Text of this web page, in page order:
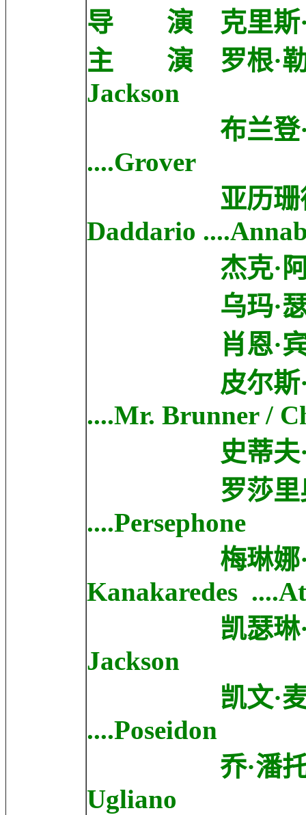
导 演 克里斯·
主 演 罗根·勒
Jackson
布兰登·T·杰
....Grover
亚历珊德拉·
Daddario
杰克·阿贝尔
乌玛·瑟曼
肖恩·宾
皮尔斯·布鲁
....Mr. Brunner /
史蒂夫·库根
罗莎里奥·道
....Persephone
梅琳娜·卡
Kanakaredes
凯瑟琳·基纳
Jackson
凯文·麦克
....Poseidon
乔·潘托里亚
Ugliano